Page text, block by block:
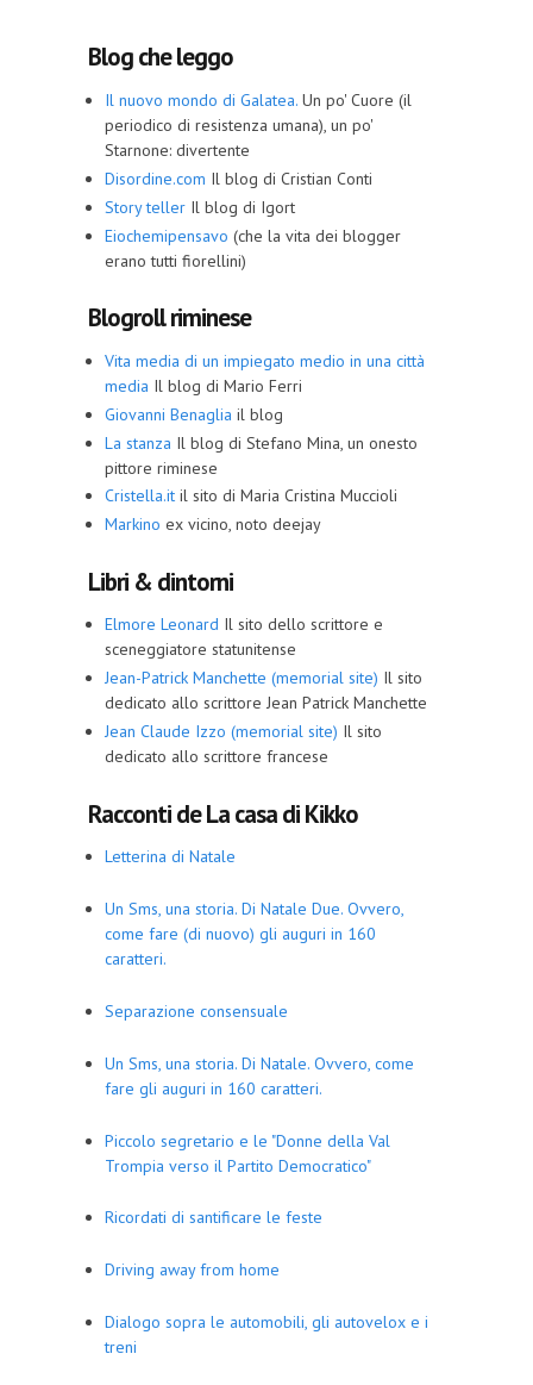
Blog che leggo
Il nuovo mondo di Galatea. Un po' Cuore (il
periodico di resistenza umana), un po'
Starnone: divertente
Disordine.com Il blog di Cristian Conti
Story teller Il blog di Igort
Eiochemipensavo (che la vita dei blogger
erano tutti fiorellini)
Blogroll riminese
Vita media di un impiegato medio in una città
media Il blog di Mario Ferri
Giovanni Benaglia il blog
La stanza Il blog di Stefano Mina, un onesto
pittore riminese
Cristella.it il sito di Maria Cristina Muccioli
Markino ex vicino, noto deejay
Libri & dintorni
Elmore Leonard Il sito dello scrittore e
sceneggiatore statunitense
Jean-Patrick Manchette (memorial site) Il sito
dedicato allo scrittore Jean Patrick Manchette
Jean Claude Izzo (memorial site) Il sito
dedicato allo scrittore francese
Racconti de La casa di Kikko
Letterina di Natale
Un Sms, una storia. Di Natale Due. Ovvero,
come fare (di nuovo) gli auguri in 160
caratteri.
Separazione consensuale
Un Sms, una storia. Di Natale. Ovvero, come
fare gli auguri in 160 caratteri.
Piccolo segretario e le "Donne della Val
Trompia verso il Partito Democratico"
Ricordati di santificare le feste
Driving away from home
Dialogo sopra le automobili, gli autovelox e i
treni